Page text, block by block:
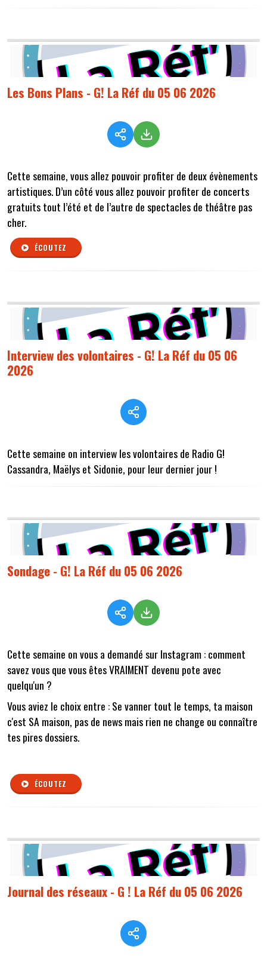
Les Bons Plans - G! La Réf du 05 06 2026
Cette semaine,vous allez pouvoir profiter de deux évènements
artistiques. D’un côté vous allez pouvoir profiter de concerts
gratuits tout l’été et de l’autre de spectacles de théâtre pas
cher.
ÉCOUTEZ
Interview des volontaires - G! La Réf du 05 06
2026
Cette semaine on interview les volontaires de Radio G!
Cassandra, Maëlys et Sidonie, pour leur dernier jour !
Sondage - G! La Réf du 05 06 2026
Cette semaine on vous a demandé sur Instagram : comment
savez vous que vous êtes VRAIMENT devenu pote avec
quelqu'un ?
Vous aviez le choix entre :Se vanner tout le temps, ta maison
c'est SA maison, pas de news mais rien ne change ou connaître
tes pires dossiers.
ÉCOUTEZ
Journal des réseaux - G ! La Réf du 05 06 2026